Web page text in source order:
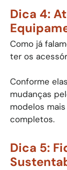
Dica 4:
Como já
ter os
Conforme
mudanças
modelos
completos.
Dica 5: